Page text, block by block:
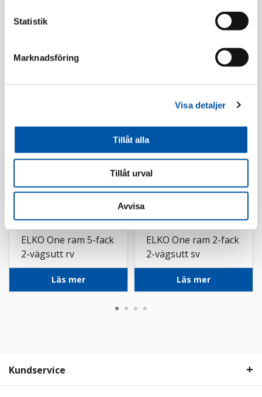
Statistik
Marknadsföring
Visa detaljer
Tillåt alla
Tillåt urval
Avvisa
Specifikation
ELKO One ram 5-fack
2-vägsutt rv
Läs mer
ELKO One ram 2-fack
2-vägsutt sv
Läs mer
Kundservice